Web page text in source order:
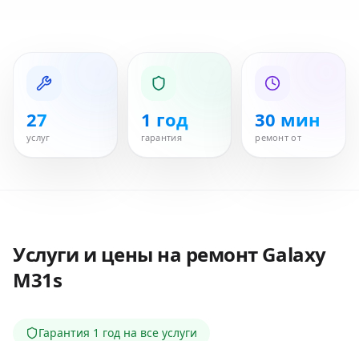
27
услуг
1 год
гарантия
30 мин
ремонт от
Услуги и цены на ремонтGalaxy
M31s
Гарантия 1 год на все услуги